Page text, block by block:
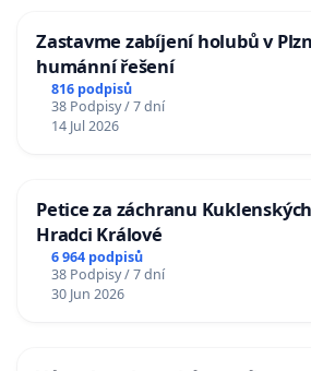
Zastavme zabíjení holubů v
humánní řešení
816 podpisů
38 Podpisy / 7 dní
14 Jul 2026
Petice za záchranu
Hradci Králové
6 964 podpisů
38 Podpisy / 7 dní
30 Jun 2026